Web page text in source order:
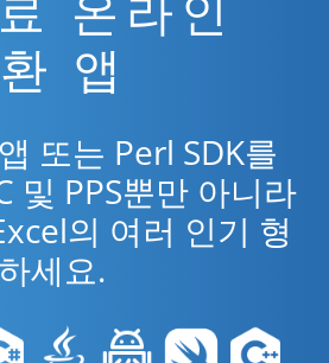
앱
또는 Perl SDK를
및 PPS뿐만 아니라
의 여러 인기 형
세요.